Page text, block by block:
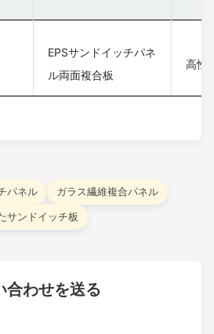
EPSサンドイッチパネ
ル両面複合板
高性
パネル ガラス繊維複合パネル
サンドイッチ板
合わせを送る